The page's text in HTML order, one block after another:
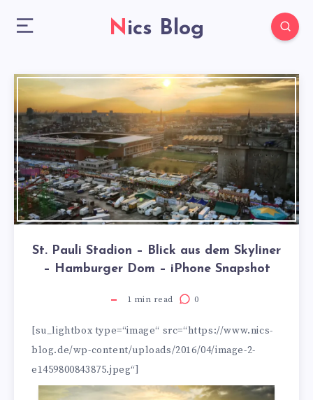
Nics Blog
St. Pauli Stadion – Blick aus dem Skyliner
– Hamburger Dom – iPhone Snapshot
1 min read 0
[su_lightbox type=“image“ src=“https://www.nics-
blog.de/wp-content/uploads/2016/04/image-2-
e1459800843875.jpeg“]